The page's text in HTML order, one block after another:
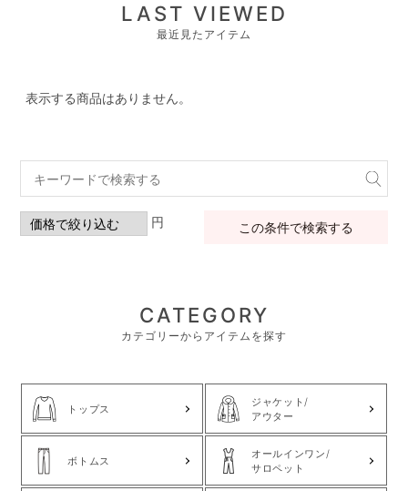
LAST VIEWED
最近見たアイテム
表示する商品はありません。
円 この条件で検索する
CATEGORY
カテゴリーからアイテムを探す
トップス
ジャケット/
アウター
ボトムス
オールインワン/
サロペット